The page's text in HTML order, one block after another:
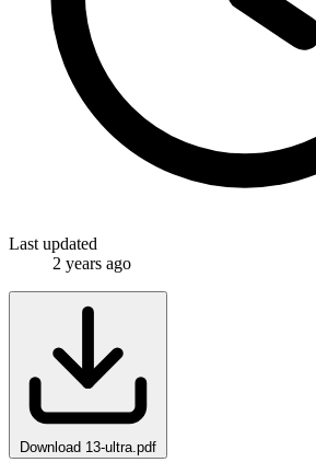
Last updated
2 years ago
Download 13-ultra.pdf